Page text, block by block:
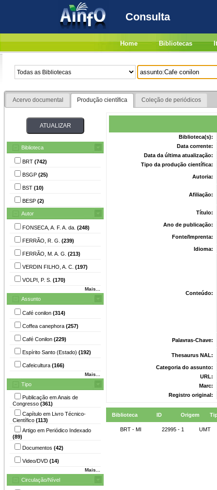
Consulta
Home Bibliotecas
Acervo documental Produção científica Coleção de periódicos
Biblioteca
BRT (742)
BSGP (25)
BST (10)
BESP (2)
Autor
FONSECA, A. F. A. da. (248)
FERRÃO, R. G. (239)
FERRÃO, M. A. G. (213)
VERDIN FILHO, A. C. (197)
VOLPI, P. S. (170)
Mais...
Assunto
Café conilon (314)
Coffea canephora (257)
Café Conilon (229)
Espírito Santo (Estado) (192)
Cafeicultura (166)
Mais...
Tipo
Publicação em Anais de
Congresso (361)
Capítulo em Livro Técnico-
Científico (113)
Artigo em Periódico Indexado
(89)
Documentos (42)
Video/DVD (14)
Mais...
Circulação/Nível
Biblioteca(s):
Data corrente:
Data da última atualização:
Tipo da produção científica:
Autoria:
Afiliação:
Título:
Ano de publicação:
Fonte/Imprenta:
Idioma:
Conteúdo:
Palavras-Chave:
Thesaurus NAL:
Categoria do assunto:
URL:
Marc:
Registro original:
Biblioteca ID Origem
BRT - MI 22995 - 1 UMT